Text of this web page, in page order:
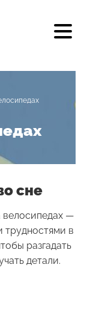
сне
велосипедах —
трудностями в
разгадать
детали.